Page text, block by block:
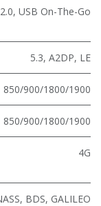
, USB On-The-Go
5.3, A2DP, LE
850/900/1800/1900
850/900/1800/1900
4G
BDS, GALILEO